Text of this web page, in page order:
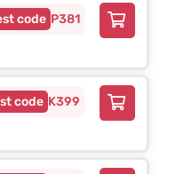
P381
K399